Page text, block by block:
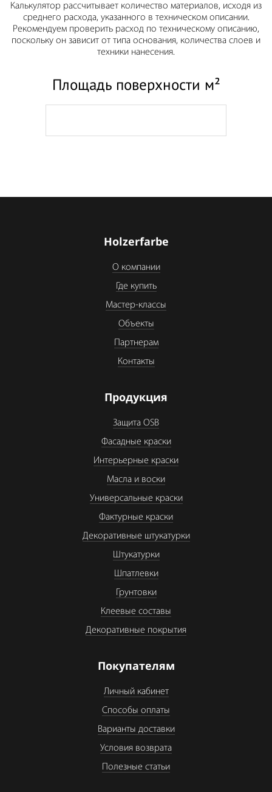
Калькулятор рассчитывает количество материалов, исходя из
среднего расхода, указанного в техническом описании.
Рекомендуем проверить расход по техническому описанию,
поскольку он зависит от типа основания, количества слоев и
техники нанесения.
Площадь поверхности м²
Holzerfarbe
О компании
Где купить
Мастер-классы
Объекты
Партнерам
Контакты
Продукция
Защита OSB
Фасадные краски
Интерьерные краски
Масла и воски
Универсальные краски
Фактурные краски
Декоративные штукатурки
Штукатурки
Шпатлевки
Грунтовки
Клеевые составы
Декоративные покрытия
Покупателям
Личный кабинет
Способы оплаты
Варианты доставки
Условия возврата
Полезные статьи